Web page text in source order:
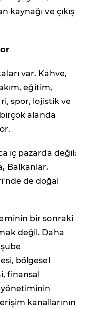
kaynağı ve çıkış
var. Kahve,
eğitim,
spor, lojistik ve
alanda
iç pazarda değil;
Balkanlar,
de doğal
bir sonraki
değil. Daha
bölgesel
finansal
yönetiminin
kanallarının